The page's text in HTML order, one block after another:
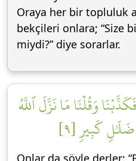
Oraya her bir topluluk
bekçileri onlara; “Size
miydi?” diye sorarlar.
وَقُلۡنَا مَا نَزَّلَ ٱللَّهُ
كَبِيرٖ [٩]
Onlar da şöyle derler: